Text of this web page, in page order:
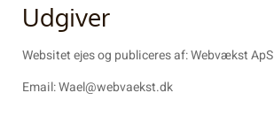
Udgiver
Websitet ejes og publiceres af: Webvækst ApS
Email:Wael@webvaekst.dk